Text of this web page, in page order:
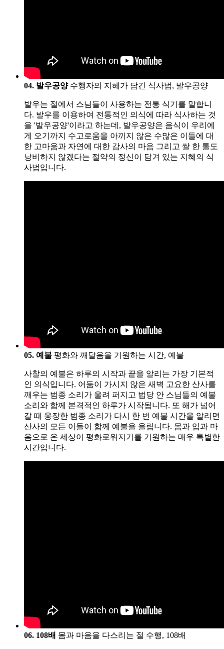
04. 발우공양 수행자의 지혜가 담긴 식사법, 발우공양
발우는 절에서 스님들이 사용하는 전통 식기를 말합니
다. 발우를 이용하여 전통적인 의식에 따라 식사하는 것
을 '발우공양'이라고 하는데, 발우공양은 음식이 우리에
게 오기까지 수고로움을 아끼지 않은 수많은 이들에 대
한 고마움과 자연에 대한 감사의 마음 그리고 쌀 한 톨도
낭비하지 않겠다는 절약의 정신이 담겨 있는 지혜의 식
사법입니다.
05. 예불 평화와 깨달음을 기원하는 시간, 예불
사찰의 예불은 하루의 시작과 끝을 알리는 가장 기본적
인 의식입니다. 어둠이 가시지 않은 새벽 고요한 산사를
깨우는 범종 소리가 울려 퍼지고 법당 안 스님들의 예불
소리와 함께 본격적인 하루가 시작됩니다. 또 해가 넘어
갈 때 웅장한 범종 소리가 다시 한 번 예불 시간을 알리면
산사의 모든 이들이 함께 예불을 올립니다. 몸과 입과 마
음으로 온 세상이 평화로워지기를 기원하는 매우 특별한
시간입니다.
06. 108배 몸과 마음을 다스리는 절 수행, 108배